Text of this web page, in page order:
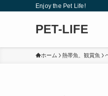
Enjoy the Pet Life!
PET-LIFE
ホーム 熱帯魚、観賞魚